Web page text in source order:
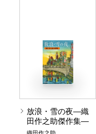
放浪・雪の夜―織
田作之助傑作集―